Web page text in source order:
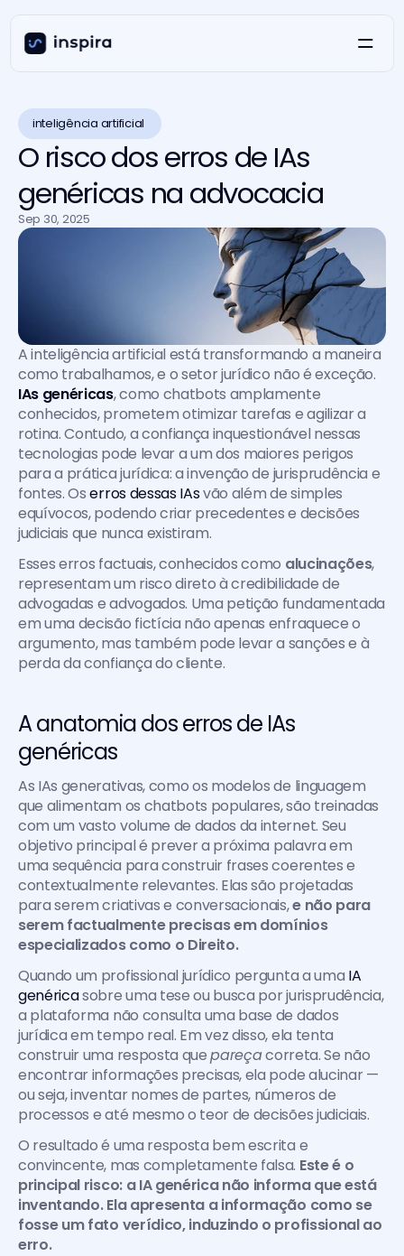
inteligência artificial
O risco dos erros de IAs
genéricas na advocacia
Sep 30, 2025
A inteligência artificial está transformando a maneira
como trabalhamos, e o setor jurídico não é exceção.
IAs genéricas, como chatbots amplamente
conhecidos, prometem otimizar tarefas e agilizar a
rotina. Contudo, a confiança inquestionável nessas
tecnologias pode levar a um dos maiores perigos
para a prática jurídica: a invenção de jurisprudência e
fontes. Os erros dessas IAs vão além de simples
equívocos, podendo criar precedentes e decisões
judiciais que nunca existiram.
Esses erros factuais, conhecidos como alucinações,
representam um risco direto à credibilidade de
advogadas e advogados. Uma petição fundamentada
em uma decisão fictícia não apenas enfraquece o
argumento, mas também pode levar a sanções e à
perda da confiança do cliente.
A anatomia dos erros de IAs
genéricas
As IAs generativas, como os modelos de linguagem
que alimentam os chatbots populares, são treinadas
com um vasto volume de dados da internet. Seu
objetivo principal é prever a próxima palavra em
uma sequência para construir frases coerentes e
contextualmente relevantes. Elas são projetadas
para serem criativas e conversacionais, e não para
serem factualmente precisas em domínios
especializados como o Direito.
Quando um profissional jurídico pergunta a uma IA
genérica sobre uma tese ou busca por jurisprudência,
a plataforma não consulta uma base de dados
jurídica em tempo real. Em vez disso, ela tenta
construir uma resposta que pareça correta. Se não
encontrar informações precisas, ela pode alucinar —
ou seja, inventar nomes de partes, números de
processos e até mesmo o teor de decisões judiciais.
O resultado é uma resposta bem escrita e
convincente, mas completamente falsa. Este é o
principal risco: a IA genérica não informa que está
inventando. Ela apresenta a informação como se
fosse um fato verídico, induzindo o profissional ao
erro.